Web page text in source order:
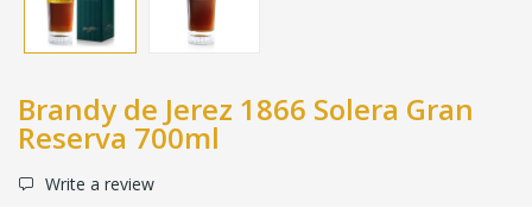
Brandy de Jerez 1866 Solera Gran
Reserva 700ml
Write a review